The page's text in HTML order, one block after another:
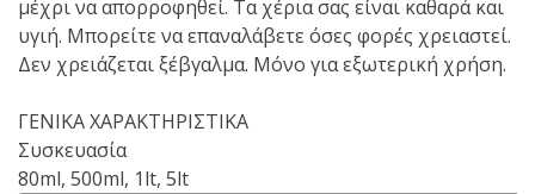
μέχρι να απορροφηθεί. Τα χέρια σας είναι καθαρά και
υγιή. Μπορείτε να επαναλάβετε όσες φορές χρειαστεί.
Δεν χρειάζεται ξέβγαλμα. Μόνο για εξωτερική χρήση.
ΓΕΝΙΚΑ ΧΑΡΑΚΤΗΡΙΣΤΙΚΑ
Συσκευασία
80ml, 500ml, 1lt, 5lt